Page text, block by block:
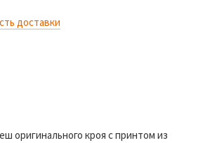
доставки
оригинального кроя с принтом из